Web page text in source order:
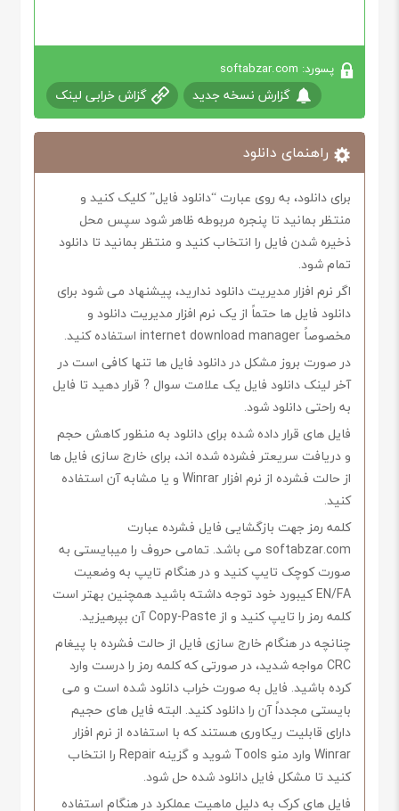
پسورد: softabzar.com
گزارش نسخه جدید گزاش خرابی لینک
راهنمای دانلود
برای دانلود، به روی عبارت “دانلود فایل” کلیک کنید و
منتظر بمانید تا پنجره مربوطه ظاهر شود سپس محل
ذخیره شدن فایل را انتخاب کنید و منتظر بمانید تا دانلود
تمام شود.
اگر نرم افزار مدیریت دانلود ندارید، پیشنهاد می شود برای
دانلود فایل ها حتماً از یک نرم افزار مدیریت دانلود و
مخصوصاً internet download manager استفاده کنید.
در صورت بروز مشکل در دانلود فایل ها تنها کافی است در
آخر لینک دانلود فایل یک علامت سوال ? قرار دهید تا فایل
به راحتی دانلود شود.
فایل های قرار داده شده برای دانلود به منظور کاهش حجم
و دریافت سریعتر فشرده شده اند، برای خارج سازی فایل ها
از حالت فشرده از نرم افزار Winrar و یا مشابه آن استفاده
کنید.
کلمه رمز جهت بازگشایی فایل فشرده عبارت
softabzar.com می باشد. تمامی حروف را میبایستی به
صورت کوچک تایپ کنید و در هنگام تایپ به وضعیت
EN/FA کیبورد خود توجه داشته باشید همچنین بهتر است
کلمه رمز را تایپ کنید و از Copy-Paste آن بپرهیزید.
چنانچه در هنگام خارج سازی فایل از حالت فشرده با پیغام
CRC مواجه شدید، در صورتی که کلمه رمز را درست وارد
کرده باشید. فایل به صورت خراب دانلود شده است و می
بایستی مجدداً آن را دانلود کنید. البته فایل های حجیم
دارای قابلیت ریکاوری هستند که با استفاده از نرم افزار
Winrar وارد منو Tools شوید و گزینه Repair را انتخاب
کنید تا مشکل فایل دانلود شده حل شود.
فایل های کرک به دلیل ماهیت عملکرد در هنگام استفاده